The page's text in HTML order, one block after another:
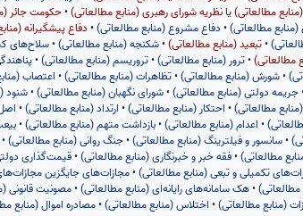
مطالعاتی)یانظریه شورای رهبری (منابع مطالعاتی)•حکومت جائر
مطالعاتی)• دفاع مشروع (منابع مطالعاتی)• دفاع پیشگیرانه
•تبعید (منابع مطالعاتی)•شکنجه (منابع مطالعاتی)•سلاح‌های
مطالعاتی)•ترور (منابع مطالعاتی)•تروریسم (منابع مطالعاتی)•
•شورش (منابع مطالعاتی)•تظاهرات (منابع مطالعاتی)•اعتصاب
جریمه دولتی (منابع مطالعاتی)•شورای نگهبان (منابع مطالعاتی)•شنود
مطالعاتی)• احتکار (منابع مطالعاتی)• ارتداد (منابع مطالعاتی)•
• اعدام (منابع مطالعاتی)•بازداشت متهم (منابع مطالعاتی)•
•سانسور و فیلترینگ (منابع مطالعاتی)•جنگ روانی (منابع مطالعاتی)
مطالعاتی)•فقه خبر و خبرنگاری (منابع مطالعاتی)•قیمت‌گذاری
تکمیلی و تبعی (منابع مطالعاتی)•مجازات‌های جایگزین
•هک سامانه‌های رایانه‌ای (منابع مطالعاتی)•مصونیت قانونی
(منابع مطالعاتی)• اختلاس (منابع مطالعاتی)•مصادره اموال (منابع